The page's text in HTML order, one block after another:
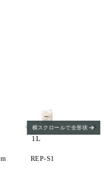
1L
REP-S1
横スクロールで全形状